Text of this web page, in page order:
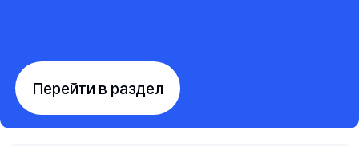
Перейти в раздел